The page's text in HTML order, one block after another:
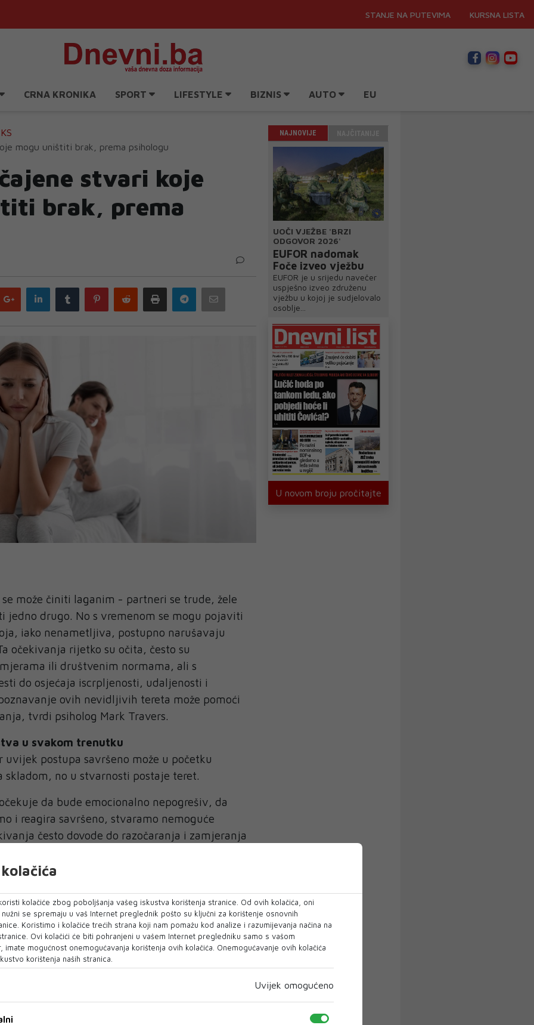
STANJE NA PUTEVIMA KURSNA LISTA
CRNA KRONIKA SPORT LIFESTYLE BIZNIS AUTO EU
mogu uništiti brak, prema psihologu
stvari koje
brak, prema
Google
plus
LinkedIn Tumblr PinterestReddit Print Telegram
može činiti laganim - partneri se trude, žele
jedno drugo. No s vremenom se mogu pojaviti
iako nenametljiva, postupno narušavaju
očekivanja rijetko su očita, često su
ili društvenim normama, ali s
do osjećaja iscrpljenosti, udaljenosti i
ovih nevidljivih tereta može pomoći
tvrdi psiholog Mark Travers.
u svakom trenutku
uvijek postupa savršeno može u početku
skladom, no u stvarnosti postaje teret.
da bude emocionalno nepogrešiv, da
i reagira savršeno, stvaramo nemoguće
često dovode do razočaranja i zamjeranja
trenutku savršeno prepoznati tuđe
Travers za Psychology Today.
negativnog perfekcionizma dovodi do
neslaganja i osjećaja da je partneru nemoguće
razlike i pogreške prihvate, oni koji teže
i prestaju biti podrška. "To smanjuje
partnera i stvara napetost. Prvi korak prema
savršenstvo nije realno te da je za zdrav
razgovor i otvorenost za nesavršenosti",
NAJNOVIJE
UOČI VJEŽBE 'BRZI
ODGOVOR 2026'
EUFOR nadomak
Foče izveo vježbu
EUFOR je u srijedu navečer
uspješno izveo združenu
vježbu u kojoj je sudjelovalo
osoblje...
U novom broju pročitajte
kolačiće zbog poboljšanja vašeg iskustva korištenja stranice. Od ovih kolačića, oni
se spremaju u vaš Internet preglednik pošto su ključni za korištenje osnovnih
Koristimo i kolačiće trećih strana koji nam pomažu kod analize i razumijevanja načina na
Ovi kolačići će biti pohranjeni u vašem Internet pregledniku samo s vašom
imate mogućnost onemogućavanja korištenja ovih kolačića. Onemogućavanje ovih kolačića
korištenja naših stranica.
Uvijek omogućeno